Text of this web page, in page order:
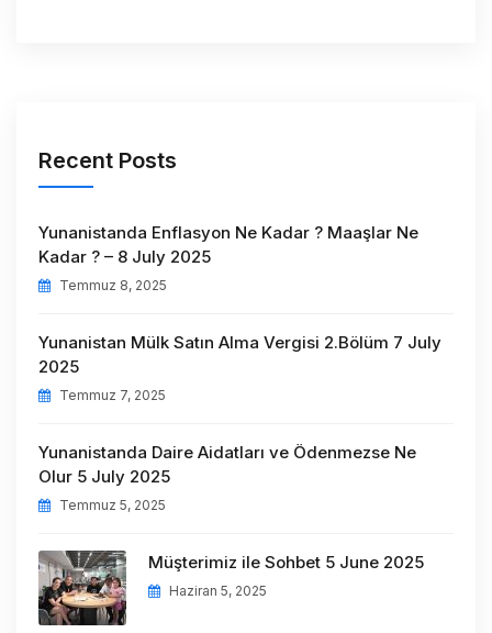
Recent Posts
Yunanistanda Enflasyon Ne Kadar ? Maaşlar Ne
Kadar ? – 8 July 2025
Temmuz 8, 2025
Yunanistan Mülk Satın Alma Vergisi 2.Bölüm 7 July
2025
Temmuz 7, 2025
Yunanistanda Daire Aidatları ve Ödenmezse Ne
Olur 5 July 2025
Temmuz 5, 2025
Müşterimiz ile Sohbet 5 June 2025
Haziran 5, 2025